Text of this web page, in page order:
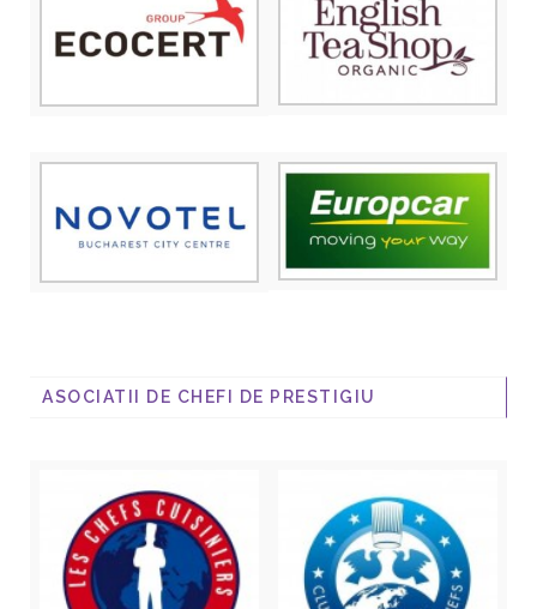
ASOCIATII DE CHEFI DE PRESTIGIU